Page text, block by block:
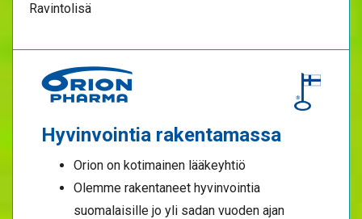
Ravintolisä
Hyvinvointia rakentamassa
Orion on kotimainen lääkeyhtiö
Olemme rakentaneet hyvinvointia
suomalaisille jo yli sadan vuoden ajan